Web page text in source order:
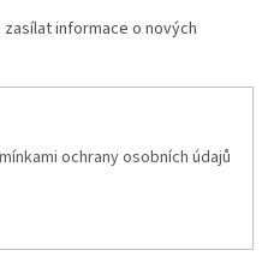
informace o nových
ochrany osobních údajů